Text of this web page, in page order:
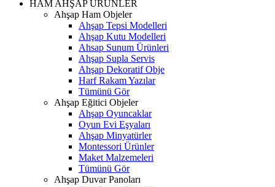
HAM AHŞAP ÜRÜNLER
Ahşap Ham Objeler
Ahşap Tepsi Modelleri
Ahşap Kutu Modelleri
Ahsap Sunum Ürünleri
Ahşap Supla Servis
Ahşap Dekoratif Obje
Harf Rakam Yazılar
Tümünü Gör
Ahşap Eğitici Objeler
Ahşap Oyuncaklar
Oyun Evi Eşyaları
Ahşap Minyatürler
Montessori Ürünler
Maket Malzemeleri
Tümünü Gör
Ahşap Duvar Panoları